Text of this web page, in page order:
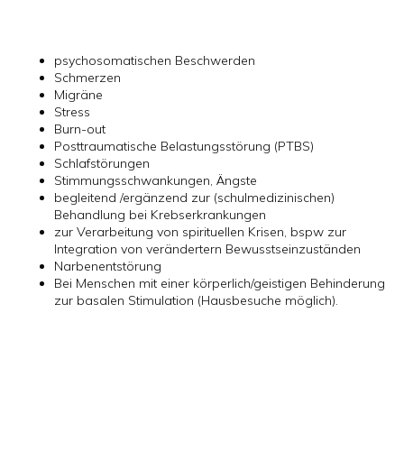
psychosomatischen Beschwerden
Schmerzen
Migräne
Stress
Burn-out
Posttraumatische Belastungsstörung (PTBS)
Schlafstörungen
Stimmungsschwankungen, Ängste
begleitend /ergänzend zur (schulmedizinischen)
Behandlung bei Krebserkrankungen
zur Verarbeitung von spirituellen Krisen, bspw zur
Integration von verändertern Bewusstseinzuständen
Narbenentstörung
Bei Menschen mit einer körperlich/geistigen Behinderung
zur basalen Stimulation (Hausbesuche möglich).